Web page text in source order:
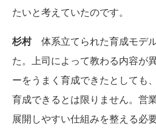
たいと考えていたのです。
杉村 体系立てられた育成モデ
た。上司によって教わる内容が
ーをうまく育成できたとしても
育成できるとは限りません。営
展開しやすい仕組みを整える必